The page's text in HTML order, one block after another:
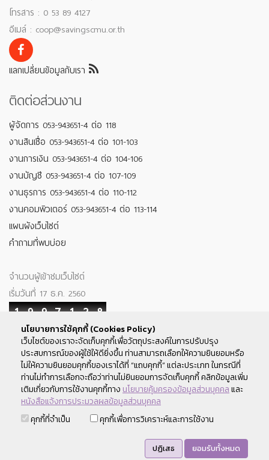
โทรสาร : 0 53 89 4127
อีเมล์ : coop@savingscmu.or.th
แลกเปลี่ยนข้อมูลกับเรา
ติดต่อส่วนงาน
ผู้จัดการ 053-943651-4 ต่อ 118
งานสินเชื่อ 053-943651-4 ต่อ 101-103
งานการเงิน 053-943651-4 ต่อ 104-106
งานบัญชี 053-943651-4 ต่อ 107-109
งานธุรการ 053-943651-4 ต่อ 110-112
งานคอมพิวเตอร์ 053-943651-4 ต่อ 113-114
แผนผังเว็บไซต์
คำถามที่พบบ่อย
จำนวนผู้เข้าชมเว็บไซต์
เริ่มวันที่ 17 ธ.ค. 2560
1 9 9 7 1 2 8
Your IP : 216.73.217.12
ติดตามเรา
สงวนลิขสิทธิ์ พ.ศ.2560 สหกรณ์ออมทรัพย์มหาวิทยาลัยเชียงใหม่ ©
2017 Chiang Mai University Savings and Credit Cooperative
Limited
คำแนะนำการใช้เว็บไซต์ : แสดงผลได้ดีกับ Chrome , Firefox
นโยบายการใช้คุกกี้ (Cookies Policy)
เว็บไซต์ของเราจะจัดเก็บคุกกี้เพื่อวัตถุประสงค์ในการปรับปรุง
ประสบการณ์ของผู้ใช้ให้ดียิ่งขึ้น ท่านสามารถเลือกให้ความยินยอมหรือ
ไม่ให้ความยินยอมคุกกี้ของเราได้ที่ “แถบคุกกี้” แต่ละประเภท ในกรณีที่
ท่านไม่ทำการเลือกจะถือว่าท่านไม่ยินยอมการจัดเก็บคุกกี้ คลิกข้อมูลเพิ่ม
เติมเกี่ยวกับการใช้งานคุกกี้ทาง นโยบายคุ้มครองข้อมูลส่วนบุคคลและ
หนังสือแจ้งการประมวลผลข้อมูลส่วนบุคคล
คุกกี้ที่จำเป็น
คุกกี้เพื่อการวิเคราะห์และการใช้งาน
ปฏิเสธ ยอมรับทั้งหมด